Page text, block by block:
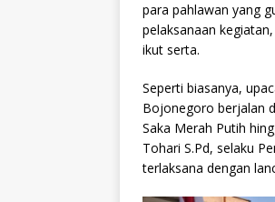
para pahlawan yang
pelaksanaan
ikut serta.
Seperti biasanya,
Bojonegoro berjalan
Saka Merah Putih
Tohari S.Pd, selaku
terlaksana dengan